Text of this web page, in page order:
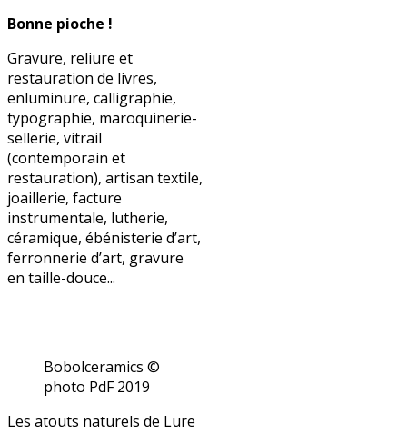
Bonne pioche !
Gravure, reliure et
restauration de livres,
enluminure, calligraphie,
typographie, maroquinerie-
sellerie, vitrail
(contemporain et
restauration), artisan textile,
joaillerie, facture
instrumentale, lutherie,
céramique, ébénisterie d’art,
ferronnerie d’art, gravure
en taille-douce...
Bobolceramics ©
photo PdF 2019
Les atouts naturels de Lure